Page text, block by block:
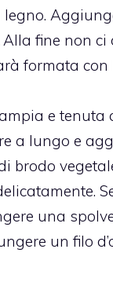
fine non ci
formata
e tenuta
a lungo e
brodo
una
un filo